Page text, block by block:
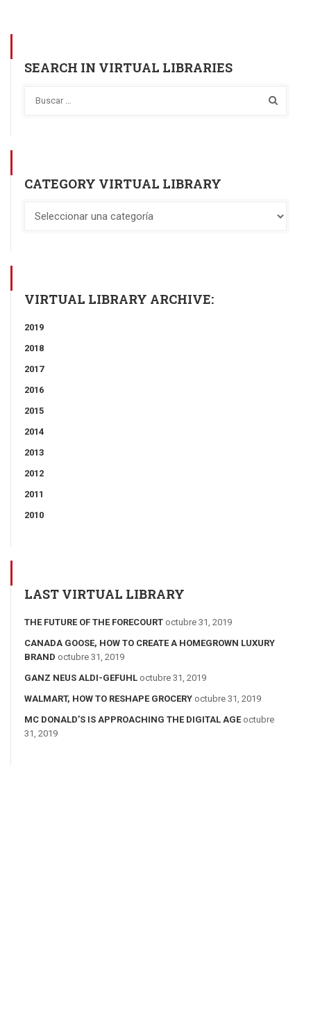
SEARCH IN VIRTUAL LIBRARIES
CATEGORY VIRTUAL LIBRARY
VIRTUAL LIBRARY ARCHIVE:
2019
2018
2017
2016
2015
2014
2013
2012
2011
2010
LAST VIRTUAL LIBRARY
THE FUTURE OF THE FORECOURT octubre 31, 2019
CANADA GOOSE, HOW TO CREATE A HOMEGROWN LUXURY
BRAND octubre 31, 2019
GANZ NEUS ALDI-GEFUHL octubre 31, 2019
WALMART, HOW TO RESHAPE GROCERY octubre 31, 2019
MC DONALD’S IS APPROACHING THE DIGITAL AGE octubre
31, 2019